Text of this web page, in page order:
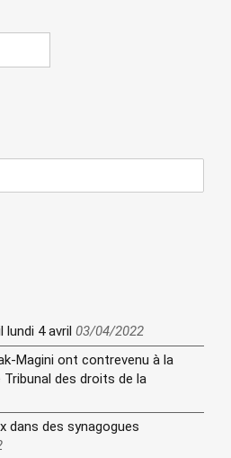
4 avril 03/04/2022
Magini ont contrevenu à la
des droits de la
dans des synagogues